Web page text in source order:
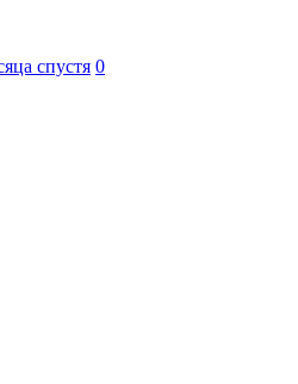
спустя 0